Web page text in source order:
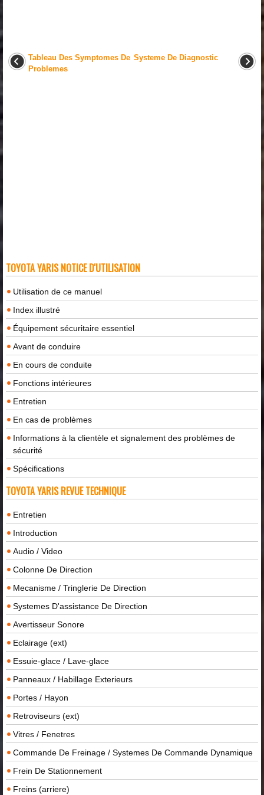
Tableau Des Symptomes De
Problemes
Systeme De Diagnostic
TOYOTA YARIS NOTICE D'UTILISATION
Utilisation de ce manuel
Index illustré
Équipement sécuritaire essentiel
Avant de conduire
En cours de conduite
Fonctions intérieures
Entretien
En cas de problèmes
Informations à la clientèle et signalement des problèmes de
sécurité
Spécifications
TOYOTA YARIS REVUE TECHNIQUE
Entretien
Introduction
Audio / Video
Colonne De Direction
Mecanisme / Tringlerie De Direction
Systemes D'assistance De Direction
Avertisseur Sonore
Eclairage (ext)
Essuie-glace / Lave-glace
Panneaux / Habillage Exterieurs
Portes / Hayon
Retroviseurs (ext)
Vitres / Fenetres
Commande De Freinage / Systemes De Commande Dynamique
Frein De Stationnement
Freins (arriere)